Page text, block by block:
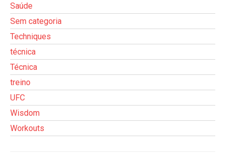
Saúde
Sem categoria
Techniques
técnica
Técnica
treino
UFC
Wisdom
Workouts